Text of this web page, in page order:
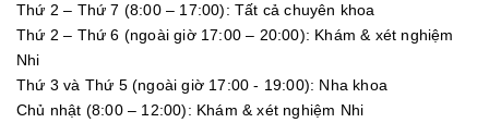
Thứ 2 – Thứ 7 (8:00 – 17:00): Tất cả chuyên khoa
Thứ 2 – Thứ 6 (ngoài giờ 17:00 – 20:00): Khám & xét nghiệm
Nhi
Thứ 3 và Thứ 5 (ngoài giờ 17:00 - 19:00): Nha khoa
Chủ nhật (8:00 – 12:00): Khám & xét nghiệm Nhi